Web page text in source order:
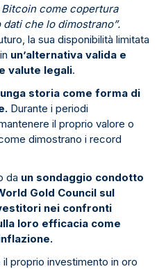
come copertura
che lo dimostrano”.
la sua disponibilità limitata
un’alternativa valida e
valute legali.
storia come forma di
Durante i periodi
il proprio valore o
dimostrano i record
da un sondaggio condotto
Gold Council sul
nei confronti
loro efficacia come
proprio investimento in oro